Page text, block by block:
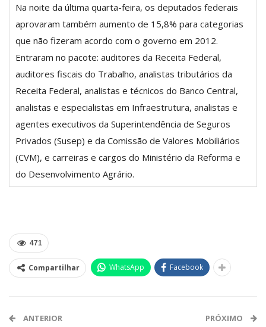
Na noite da última quarta-feira, os deputados federais
aprovaram também aumento de 15,8% para categorias
que não fizeram acordo com o governo em 2012.
Entraram no pacote: auditores da Receita Federal,
auditores fiscais do Trabalho, analistas tributários da
Receita Federal, analistas e técnicos do Banco Central,
analistas e especialistas em Infraestrutura, analistas e
agentes executivos da Superintendência de Seguros
Privados (Susep) e da Comissão de Valores Mobiliários
(CVM), e carreiras e cargos do Ministério da Reforma e
do Desenvolvimento Agrário.
471
Compartilhar WhatsApp Facebook
ANTERIOR PRÓXIMO